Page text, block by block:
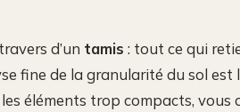
d’un tamis : tout ce qui
fine de la granularité du sol est
éléments trop compacts, vous